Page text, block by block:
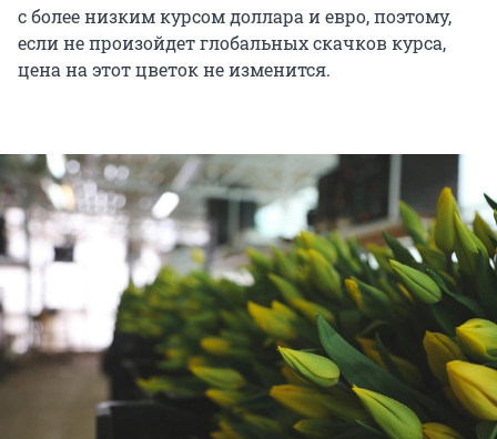
с более низким курсом доллара и евро, поэтому,
если не произойдет глобальных скачков курса,
цена на этот цветок не изменится.